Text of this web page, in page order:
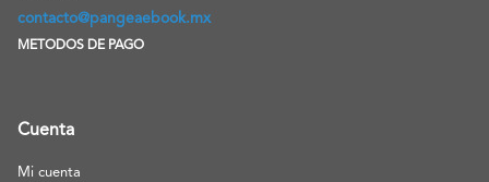
contacto@pangeaebook.mx
METODOS DE PAGO
Cuenta
Mi cuenta